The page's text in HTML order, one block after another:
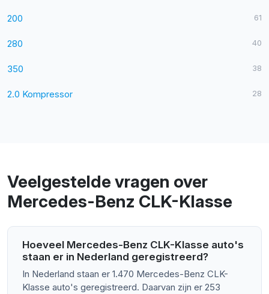
200 61
280 40
350 38
2.0 Kompressor 28
Veelgestelde vragen over
Mercedes-Benz CLK-Klasse
Hoeveel Mercedes-Benz CLK-Klasse auto's
staan er in Nederland geregistreerd?
In Nederland staan er 1.470 Mercedes-Benz CLK-
Klasse auto's geregistreerd. Daarvan zijn er 253